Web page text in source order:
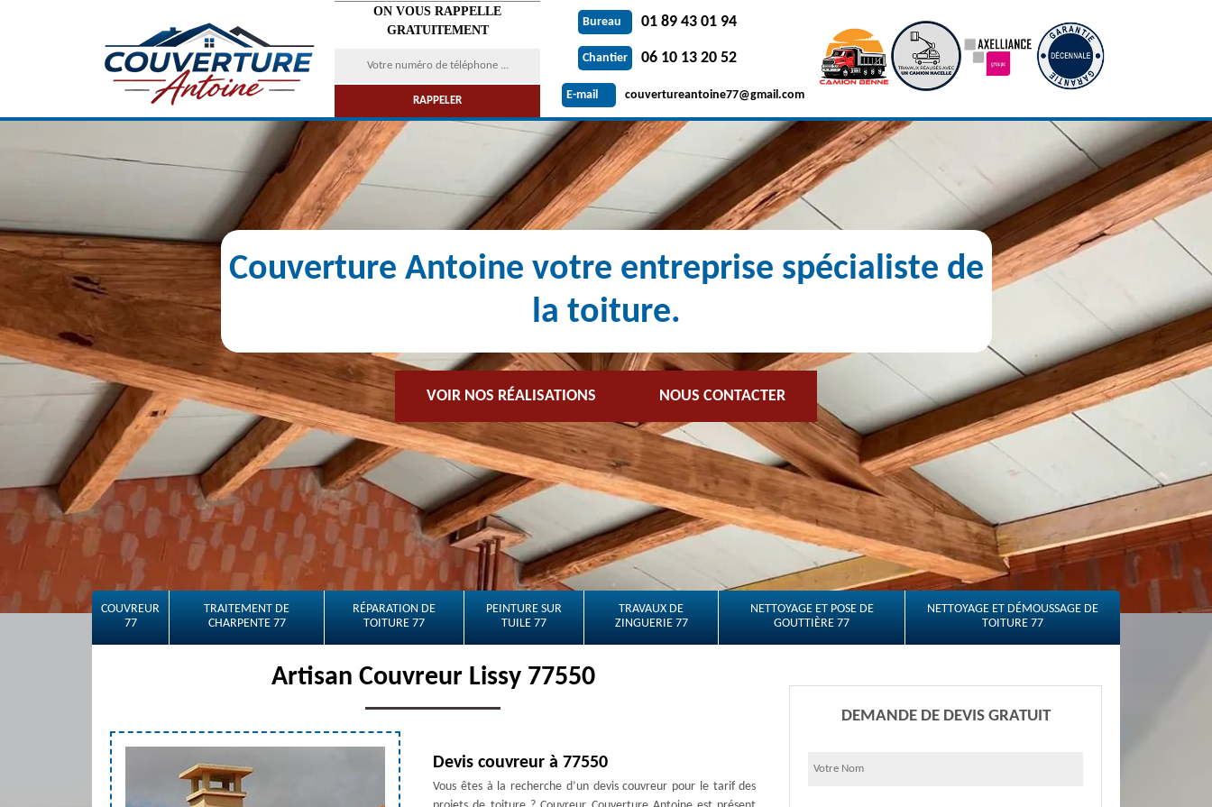
ON VOUS RAPPELLE
GRATUITEMENT
Bureau 01 89 43 01 94
Chantier 06 10 13 20 52
E-mail couvertureantoine77@gmail.com
Couverture Antoine votre entreprise spécialiste de
la toiture.
VOIR NOS RÉALISATIONS NOUS CONTACTER
COUVREUR
77
TRAITEMENT DE
CHARPENTE 77
RÉPARATION DE
TOITURE 77
PEINTURE SUR
TUILE 77
TRAVAUX DE
ZINGUERIE 77
NETTOYAGE ET POSE DE
GOUTTIÈRE 77
NETTOYAGE ET DÉMOUSSAGE DE
TOITURE 77
Artisan Couvreur Lissy 77550
Devis couvreur à 77550
Vous êtes à la recherche d’un devis couvreur pour le tarif des
DEMANDE DE DEVIS GRATUIT